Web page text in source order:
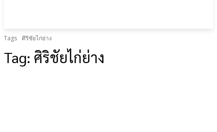
Tags ศิริชัยไก่ย่าง
Tag: ศิริชัยไก่ย่าง